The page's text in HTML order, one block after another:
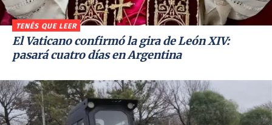
TENÉS QUE LEER
El Vaticano confirmó la gira de León XIV:
pasará cuatro días en Argentina